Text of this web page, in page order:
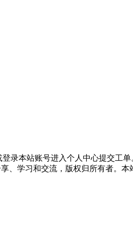
录本站账号进入个人中心提交工单
、学习和交流，版权归所有者。